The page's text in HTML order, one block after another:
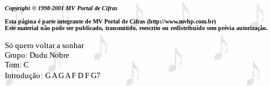
Copyright © 1998-2001 MV Portal de Cifras
Esta página é parte integrante de MV Portal de Cifras (http://www.mvhp.com.br)
Este material não pode ser publicado, transmitido, reescrito ou redistribuído sem prévia autorização.
Só quero voltar a sonhar
Grupo: Dudu Nobre
Tom: C
Introdução: G A G A F D F G7